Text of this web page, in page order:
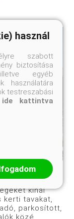
lakást
kínál
kerti tavakat,
parkosított,
közé
használ
szabott
biztosítása
egyéb
használatára
testreszabási
ide kattintva